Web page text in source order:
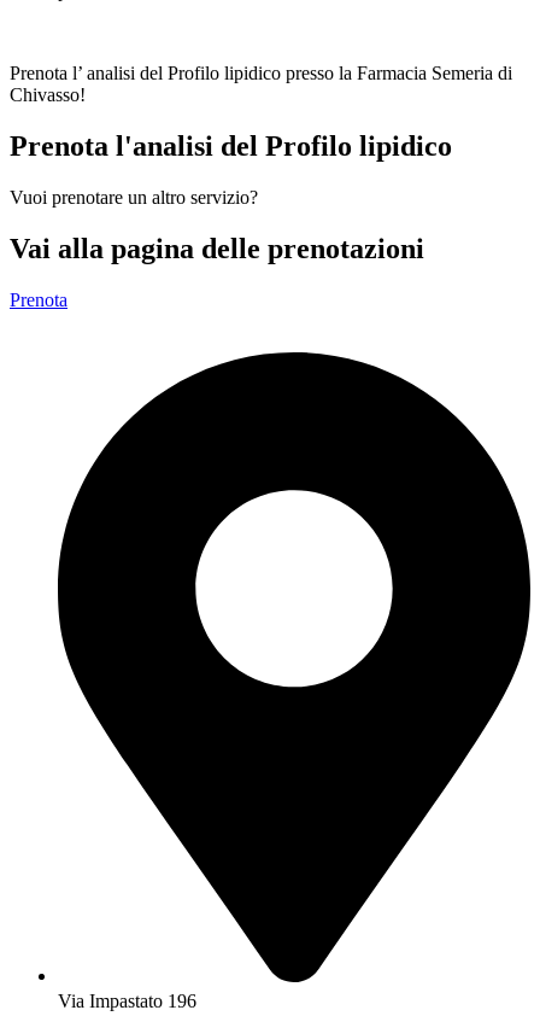
Prenota l’ analisi del Profilo lipidico presso la Farmacia Semeria di
Chivasso!
Prenota l'analisi del Profilo lipidico
Vuoi prenotare un altro servizio?
Vai alla pagina delle prenotazioni
Prenota
Via Impastato 196